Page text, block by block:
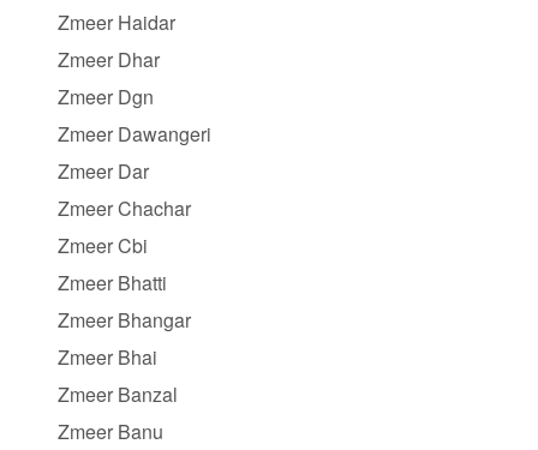
Zmeer Haidar
Zmeer Dhar
Zmeer Dgn
Zmeer Dawangeri
Zmeer Dar
Zmeer Chachar
Zmeer Cbi
Zmeer Bhatti
Zmeer Bhangar
Zmeer Bhai
Zmeer Banzal
Zmeer Banu